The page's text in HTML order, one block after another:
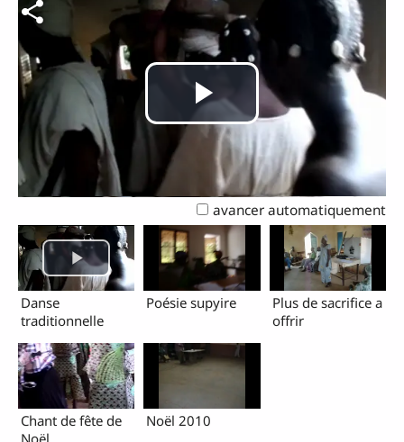
Lire
la
vidéo
avancer automatiquement
Danse
traditionnelle
Poésie supyire
Plus de sacrifice a
offrir
Chant de fête de
Noël
Noël 2010